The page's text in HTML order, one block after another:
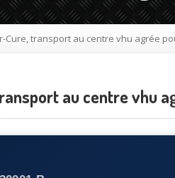
Cure, transport au centre vhu agrée
au centre vhu